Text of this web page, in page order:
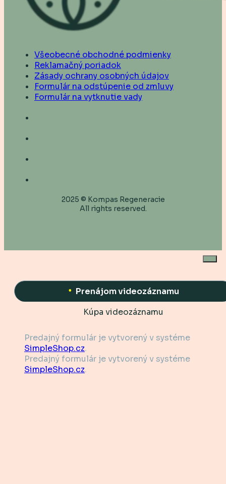
Všeobecné obchodné podmienky
Reklamačný poriadok
Zásady ochrany osobných údajov
Formulár na odstúpenie od zmluvy
Formulár na vytknutie vady
2025 © Kompas Regeneracie
All rights reserved.
Prenájom videozáznamu
Kúpa videozáznamu
Predajný formulár je vytvorený v systéme
SimpleShop.cz.
Predajný formulár je vytvorený v systéme
SimpleShop.cz.